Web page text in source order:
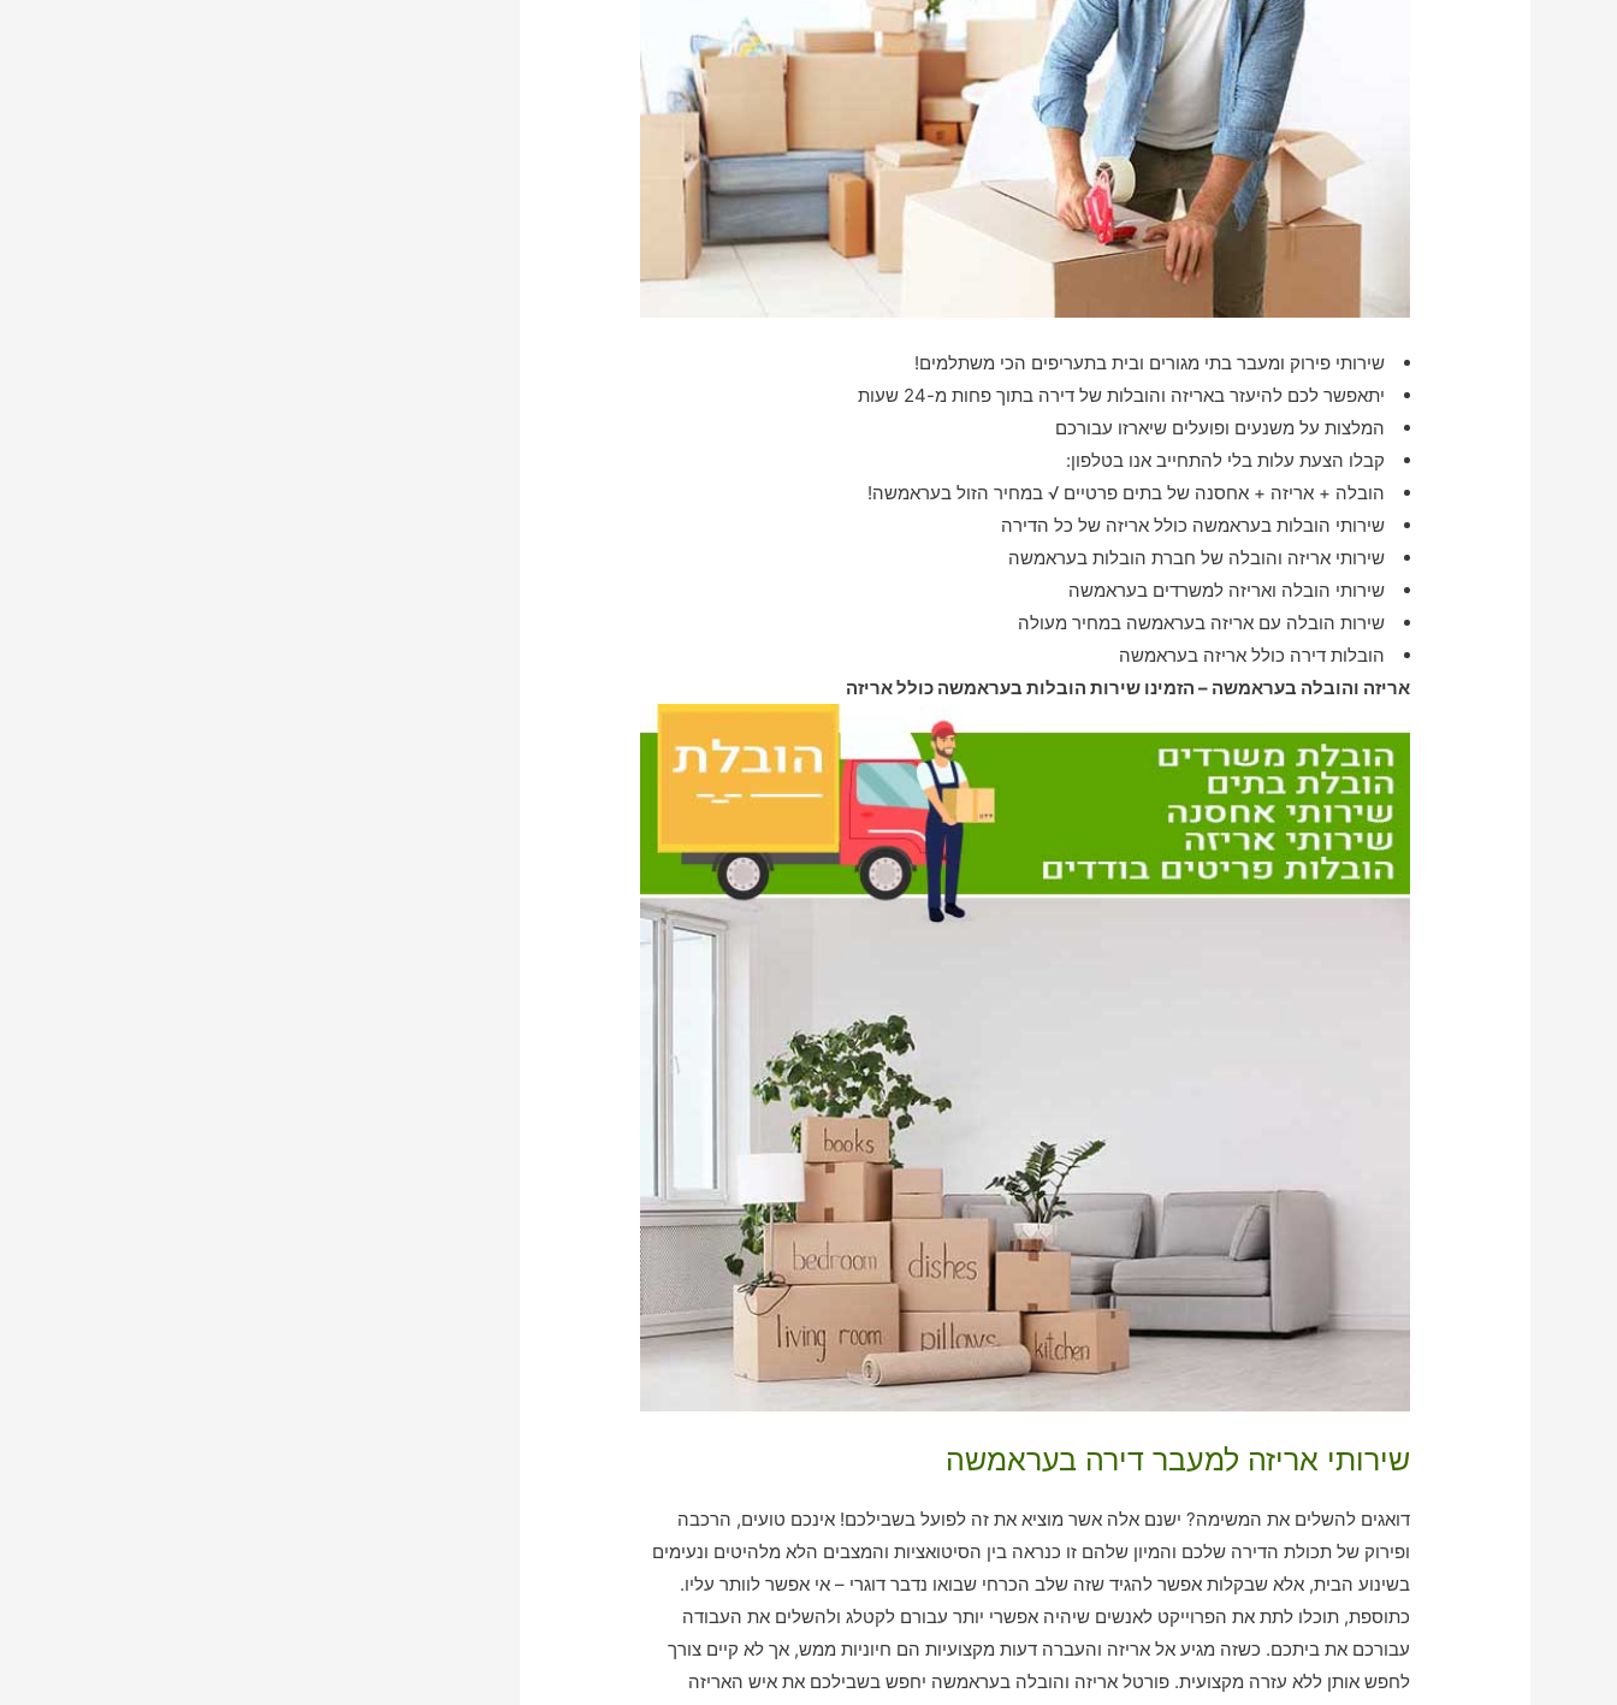
שירותי פירוק ומעבר בתי מגורים ובית בתעריפים הכי משתלמים!
יתאפשר לכם להיעזר באריזה והובלות של דירה בתוך פחות מ-24 שעות
המלצות על משנעים ופועלים שיארזו עבורכם
קבלו הצעת עלות בלי להתחייב אנו בטלפון:
הובלה + אריזה + אחסנה של בתים פרטיים √ במחיר הזול בעראמשה!
שירותי הובלות בעראמשה כולל אריזה של כל הדירה
שירותי אריזה והובלה של חברת הובלות בעראמשה
שירותי הובלה ואריזה למשרדים בעראמשה
שירות הובלה עם אריזה בעראמשה במחיר מעולה
הובלות דירה כולל אריזה בעראמשה
אריזה והובלה בעראמשה – הזמינו שירות הובלות בעראמשה כולל אריזה
שירותי אריזה למעבר דירה בעראמשה
דואגים להשלים את המשימה? ישנם אלה אשר מוציא את זה לפועל בשבילכם! אינכם טועים, הרכבה
ופירוק של תכולת הדירה שלכם והמיון שלהם זו כנראה בין הסיטואציות והמצבים הלא מלהיטים ונעימים
בשינוע הבית, אלא שבקלות אפשר להגיד שזה שלב הכרחי שבואו נדבר דוגרי – אי אפשר לוותר עליו.
כתוספת, תוכלו לתת את הפרוייקט לאנשים שיהיה אפשרי יותר עבורם לקטלג ולהשלים את העבודה
עבורכם את ביתכם. כשזה מגיע אל אריזה והעברה דעות מקצועיות הם חיוניות ממש, אך לא קיים צורך
לחפש אותן ללא עזרה מקצועית. פורטל אריזה והובלה בעראמשה יחפש בשבילכם את איש האריזה